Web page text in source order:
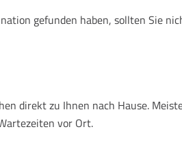
gefunden haben, sollten Sie
direkt zu Ihnen nach Hause.
vor Ort.